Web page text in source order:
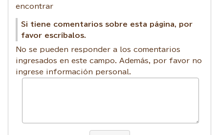
encontrar
Si tiene comentarios sobre esta página, por
favor escríbalos.
No se pueden responder a los comentarios
ingresados en este campo. Además, por favor no
ingrese información personal.